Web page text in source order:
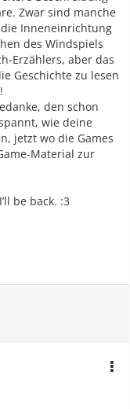
Zwar sind manche
die Inneneinrichtung
des Windspiels
Erzählers, aber das
Geschichte zu lesen
den schon
wie deine
jetzt wo die Games
Material zur
be back. :3